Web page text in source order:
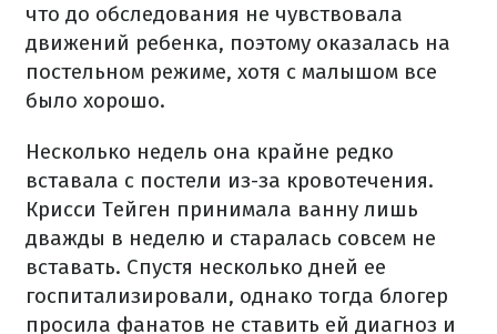
что до обследования не чувствовала
движений ребенка, поэтому оказалась на
постельном режиме, хотя с малышом все
было хорошо.
Несколько недель она крайне редко
вставала с постели из-за кровотечения.
Крисси Тейген принимала ванну лишь
дважды в неделю и старалась совсем не
вставать. Спустя несколько дней ее
госпитализировали, однако тогда блогер
просила фанатов не ставить ей диагноз и